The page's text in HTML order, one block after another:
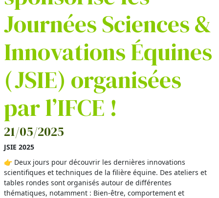
Journées Sciences &
Innovations Équines
(JSIE) organisées
par l’IFCE !
21/05/2025
JSIE 2025
👉 Deux jours pour découvrir les dernières innovations
scientifiques et techniques de la filière équine. Des ateliers et
tables rondes sont organisés autour de différentes
thématiques, notamment : Bien-être, comportement et